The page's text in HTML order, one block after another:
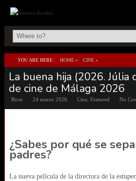
YOU ARE HERE : HOME » CINE »
LA BUENA HIJA (2026. JÚLIA DE PAZ) FESTIVAL DE
La buena hija (2026. Júlia
de cine de Málaga 2026
Ricar 24 marzo 2026 Cine, Featured No
¿Sabes por qué se
padres?
La nueva película de la directora de la